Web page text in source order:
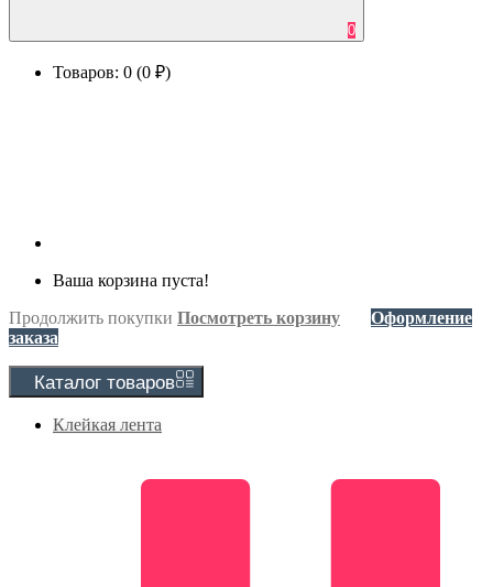
0
Товаров: 0 (0 ₽)
Ваша корзина пуста!
Продолжить покупки Посмотреть корзину
Оформление
заказа
Каталог товаров
Клейкая лента